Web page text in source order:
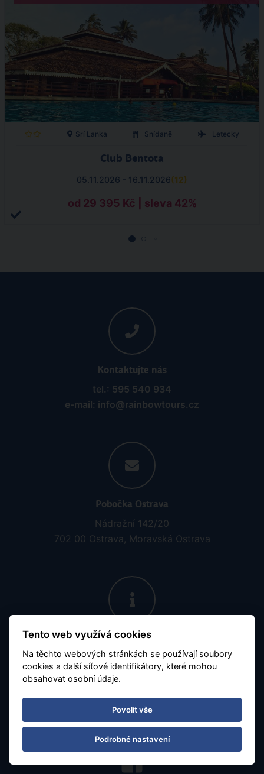
Srí Lanka Snídaně Letecky
Club Bentota
05.11.2026 - 16.11.2026(12)
od 29 395 Kč | sleva 42%
Kontaktujte nás
tel.: 595 540 934
e-mail: info@rainbowtours.cz
Pobočka Ostrava
Nádražní 142/20
702 00 Ostrava, Moravská Ostrava
Otevírací doba
Po - Pá 08:30 - 16:30
Číslo účtu:7677799901 / 5500
Obchodujeme s aktuálním kurzem 1zł = 5.65 Kč
Tento web využívá cookies
Na těchto webových stránkách se používají soubory
cookies a další síťové identifikátory, které mohou
obsahovat osobní údaje.
Povolit vše
Podrobné nastavení